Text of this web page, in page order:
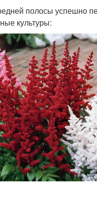
полосы успешно
культуры: